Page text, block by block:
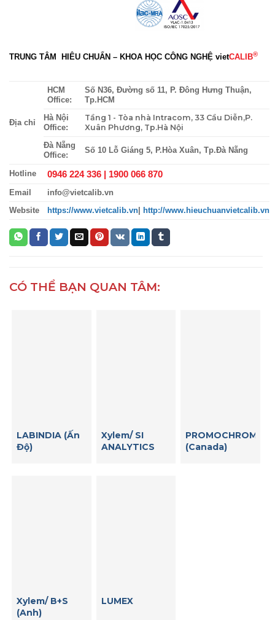
TRUNG TÂM HIÊU CHUẨN – KHOA HỌC CÔNG NGHỆ vietCALIB®
Địa chỉ
HCM
Office:
Số N36, Đường số 11, P. Đông Hưng Thuận,
Tp.HCM
Hà Nội
Office:
Tầng 1 - Tòa nhà Intracom, 33 Cầu Diễn,P.
Xuân Phương, Tp.Hà Nội
Đà Nẵng
Office:
Số 10 Lỗ Giáng 5, P.Hòa Xuân, Tp.Đà Nẵng
Hotline 0946 224 336 | 1900 066 870
Email info@vietcalib.vn
Website https://www.vietcalib.vn http://www.hieuchuanvietcalib.vn
CÓ THỂ BẠN QUAN TÂM:
LABINDIA (Ấn
Độ)
Xylem/ SI
ANALYTICS
PROMOCHROM
(Canada)
Xylem/ B+S
(Anh)
LUMEX